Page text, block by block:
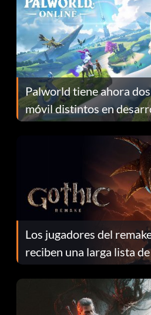
Palworld tiene ahora
móvil distintos en
continuación te
Los jugadores del
reciben una larga lista
el parche 1.0.4